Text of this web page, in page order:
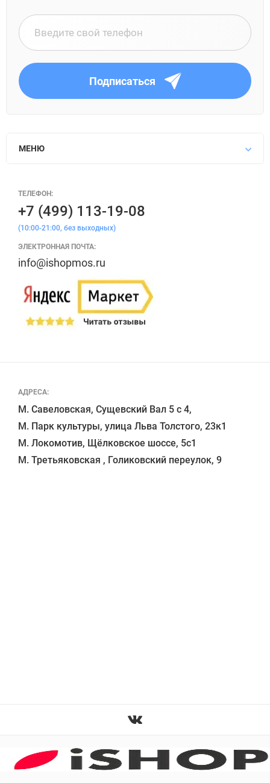
Подписаться
МЕНЮ
АДРЕСА:
М. Савеловская, Сущевский Вал 5 с 4,
М. Парк культуры, улица Льва Толстого, 23к1
М. Локомотив, Щёлковское шоссе, 5с1
ТЕЛЕФОН:
+7 (499) 113-19-08
(10:00-21:00, без выходных)
ЭЛЕКТРОННАЯ ПОЧТА:
info@ishopmos.ru